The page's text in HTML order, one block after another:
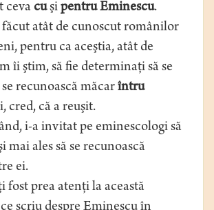
ceva cuşipentru Eminescu.
atât de cunoscut românilor
pentru ca aceştia, atât de
îi ştim, să fie determinaţi să se
se recunoască măcarîntru
cred, că a reuşit.
i-a invitat pe eminescologi să
mai ales să se recunoască
ei.
fost prea atenţi la această